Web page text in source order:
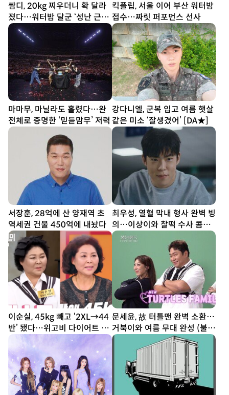
쌈디, 20kg 찌우더니 확 달라
졌다…워터밤 달군 ‘성난 근육’
[SD셀픽]
킥플립, 서울 이어 부산 워터밤
접수…짜릿 퍼포먼스 선사
마마무, 마닐라도 홀렸다…완
전체로 증명한 ‘믿듣맘무’ 저력
강다니엘, 군복 입고 여름 햇살
같은 미소 ‘잘생겼어’ [DA★]
서장훈, 28억에 산 양재역 초
역세권 건물 450억에 내놨다
최우성, 열혈 막내 형사 완벽 빙
의…이상이와 찰떡 수사 콤비
(유부녀 킬러)
이순실, 45kg 빼고 ‘2XL→44
반’ 됐다…위고비 다이어트 결
문세윤, 故 터틀맨 완벽 소환…
거북이와 여름 무대 완성 (불후
의 명곡)